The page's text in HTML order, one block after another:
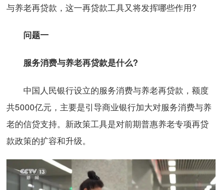
与养老再贷款，这一再贷款工具又将发挥哪些作用?
问题一
服务消费与养老再贷款是什么?
中国人民银行设立的服务消费与养老再贷款，额度
共5000亿元，主要是引导商业银行加大对服务消费与养
老的信贷支持。新政策工具是对前期普惠养老专项再贷
款政策的扩容和升级。